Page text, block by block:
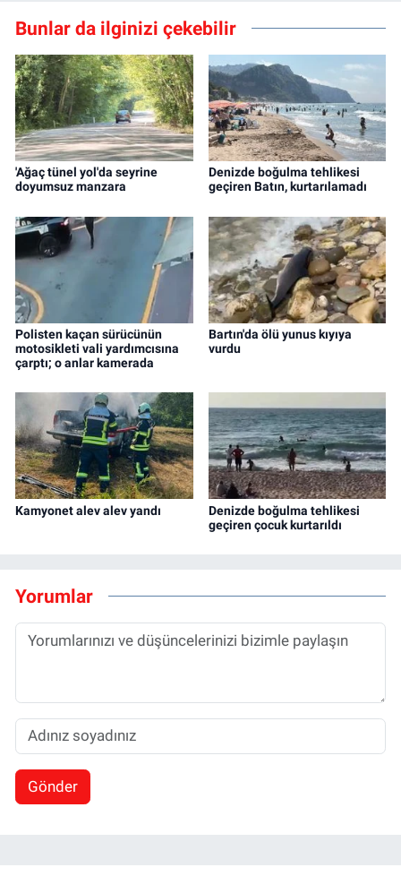
Bunlar da ilginizi çekebilir
'Ağaç tünel yol'da seyrine
doyumsuz manzara
Denizde boğulma tehlikesi
geçiren Batın, kurtarılamadı
Polisten kaçan sürücünün
motosikleti vali yardımcısına
çarptı; o anlar kamerada
Bartın'da ölü yunus kıyıya
vurdu
Kamyonet alev alev yandı
Denizde boğulma tehlikesi
geçiren çocuk kurtarıldı
Yorumlar
Gönder